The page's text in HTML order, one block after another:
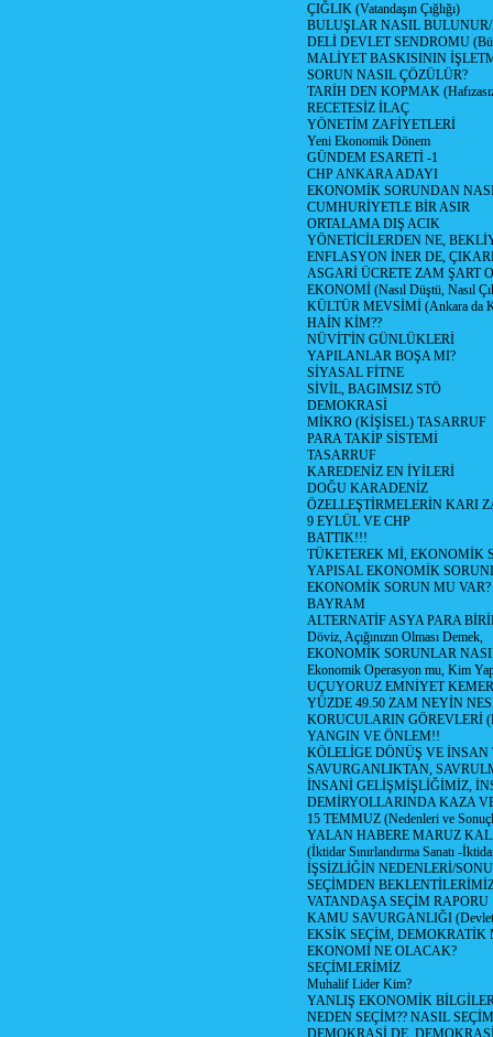
ÇIĞLIK (Vatandaşın Çığlığı)
BULUŞLAR NASIL
DELİ DEVLET SENDROMU
MALİYET BASKISININ
SORUN NASIL ÇÖZÜLÜR?
TARİH DEN KOPMAK
RECETESİZ İLAÇ
YÖNETİM ZAFİYETLERİ
Yeni Ekonomik Dönem
GÜNDEM ESARETİ -1
CHP ANKARA ADAYI
EKONOMİK SORUNDAN
CUMHURİYETLE BİR ASIR
ORTALAMA DIŞ ACIK
YÖNETİCİLERDEN NE,
ENFLASYON İNER DE,
ASGARİ ÜCRETE ZAM ŞART
EKONOMİ (Nasıl Düştü, Nasıl
KÜLTÜR MEVSİMİ (Ankara da
HAİN KİM??
NÜVİT'İN GÜNLÜKLERİ
YAPILANLAR BOŞA MI?
SİYASAL FİTNE
SİVİL, BAGIMSIZ STÖ
DEMOKRASİ
MİKRO (KİŞİSEL) TASARRUF
PARA TAKİP SİSTEMİ
TASARRUF
KAREDENİZ EN İYİLERİ
DOĞU KARADENİZ
ÖZELLEŞTİRMELERİN KARI
9 EYLÜL VE CHP
BATTIK!!!
TÜKETEREK Mİ, EKONOMİK
YAPISAL EKONOMİK
EKONOMİK SORUN MU VAR?
BAYRAM
ALTERNATİF ASYA PARA
Döviz, Açığınızın Olması Demek,
EKONOMİK SORUNLAR
Ekonomik Operasyon mu, Kim
UÇUYORUZ EMNİYET
YÜZDE 49.50 ZAM NEYİN
KORUCULARIN GÖREVLERİ
YANGIN VE ÖNLEM!!
KÖLELİGE DÖNÜŞ VE İNSAN
SAVURGANLIKTAN,
İNSANİ GELİŞMİŞLİĞİMİZ,
DEMİRYOLLARINDA KAZA
15 TEMMUZ (Nedenleri ve
YALAN HABERE MARUZ
(İktidar Sınırlandırma Sanatı -
İŞSİZLİĞİN NEDENLERİ/
SEÇİMDEN
VATANDAŞA SEÇİM RAPORU
KAMU SAVURGANLIĞI (Devlet
EKSİK SEÇİM, DEMOKRATİK
EKONOMİ NE OLACAK?
SEÇİMLERİMİZ
Muhalif Lider Kim?
YANLIŞ EKONOMİK
NEDEN SEÇİM?? NASIL
DEMOKRASİ DE,